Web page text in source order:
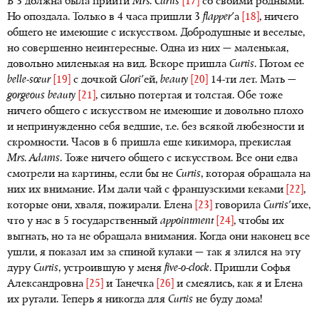
Но опоздала. Только в 4 часа пришли 3 flapper'a [18] , ничего
общего не имеющие с искусством. Добродушные и веселые,
но совершенно неинтересные. Одна из них — маленькая,
довольно миленькая на вид. Вскоре пришла Curtis. Потом ее
belle-sœur [19] с дочкой Glori'ей, beauty [20] 14-ти лет. Мать —
gorgeous beauty [21] , сильно потертая и толстая. Обе тоже
ничего общего с искусством не имеющие и довольно плохо
и непринужденно себя ведшие, т.е. без всякой любезности и
скромности. Часов в 6 пришла еще кикимора, прекислая
Mrs. Adams. Тоже ничего общего с искусством. Все они едва
смотрели на картины, если бы не Curtis, которая обращала на
них их внимание. Им дали чай с французскими кеками [22] ,
которые они, хваля, пожирали. Елена [23] говорила Curtis'ихе,
что у нас в 5 государственный appointment [24] , чтобы их
выгнать, но та не обращала внимания. Когда они наконец все
ушли, я показал им за спиной кулаки — так я злился на эту
дуру Curtis, устроившую у меня five-o-clock. Пришли Софья
Александровна [25] и Танечка [26] и смеялись, как я и Елена
их ругали. Теперь я никогда для Curtis не буду дома!